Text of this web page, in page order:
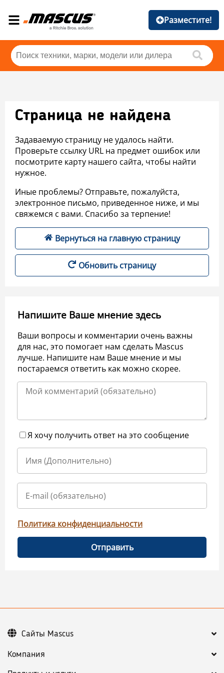
Разместите!
Страница не найдена
Задаваемую страницу не удалось найти.
Проверьте ссылку URL на предмет ошибок или
посмотрите карту нашего сайта, чтобы найти
нужное.
Иные проблемы? Отправьте, пожалуйста,
электронное письмо, приведенное ниже, и мы
свяжемся с вами. Спасибо за терпение!
Вернуться на главную страницу
Обновить страницу
Напишите Ваше мнение здесь
Ваши вопросы и комментарии очень важны
для нас, это помогает нам сделать Mascus
лучше. Напишите нам Ваше мнение и мы
постараемся ответить как можно скорее.
Я хочу получить ответ на это сообщение
Политика конфиденциальности
Отправить
Компания
Сайты Mascus